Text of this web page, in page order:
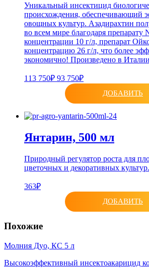
Уникальный инсектицид
происхождения, обеспечивающий
овощных культур. Азадирахтин
во всем мире благодаря препарату
концентрации 10 г/л, препарат
концентрацию 26 г/л, что более
экономично! Произведено в
113 750₽ 93 750₽
ДОБАВИТЬ
Янтарин, 500 мл
Природный регулятор роста для
цветочных и декоративных культур.
363₽
ДОБАВИТЬ
Похожие
Молния Дуо, КС 5 л
Высокоэффективный инсектоакарицид